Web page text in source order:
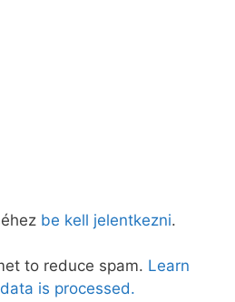
be kell jelentkezni.
to reduce spam. Learn
is processed.